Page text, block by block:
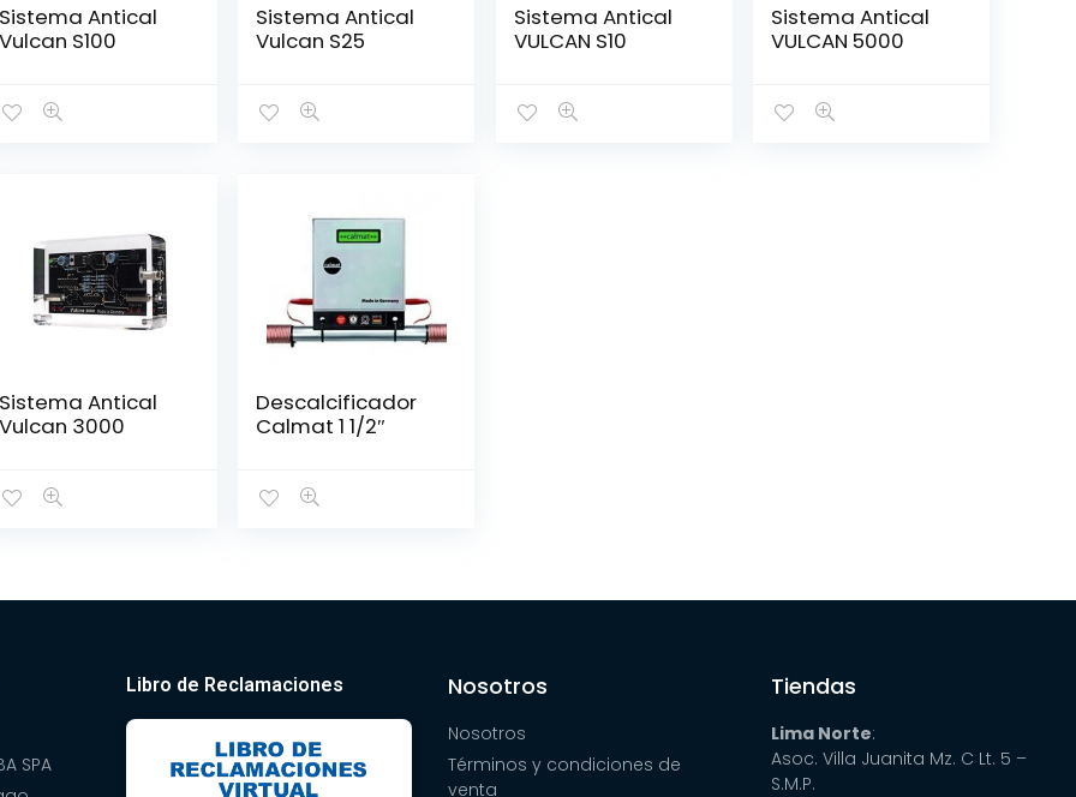
Sistema Antical
Vulcan S100
Sistema Antical
Vulcan S25
Sistema Antical
VULCAN S10
Sistema Antical
VULCAN 5000
Sistema Antical
Vulcan 3000
Descalcificador
Calmat 1 1/2″
SPA
Libro de Reclamaciones Nosotros
Nosotros
Términos y condiciones de
venta
Tiendas
Lima Norte:
Asoc. Villa Juanita Mz. C Lt. 5 –
S.M.P.